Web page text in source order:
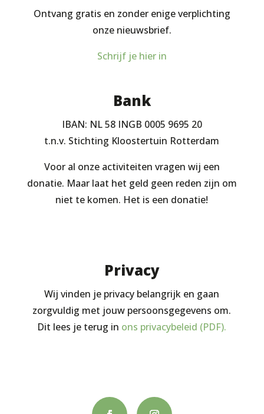
Ontvang gratis en zonder enige verplichting
onze nieuwsbrief.
Schrijf je hier in
Bank
IBAN: NL 58 INGB 0005 9695 20
t.n.v. Stichting Kloostertuin Rotterdam
Voor al onze activiteiten vragen wij een
donatie. Maar laat het geld geen reden zijn om
niet te komen. Het is een donatie!
Privacy
Wij vinden je privacy belangrijk en gaan
zorgvuldig met jouw persoonsgegevens om.
Dit lees je terug in ons privacybeleid (PDF).